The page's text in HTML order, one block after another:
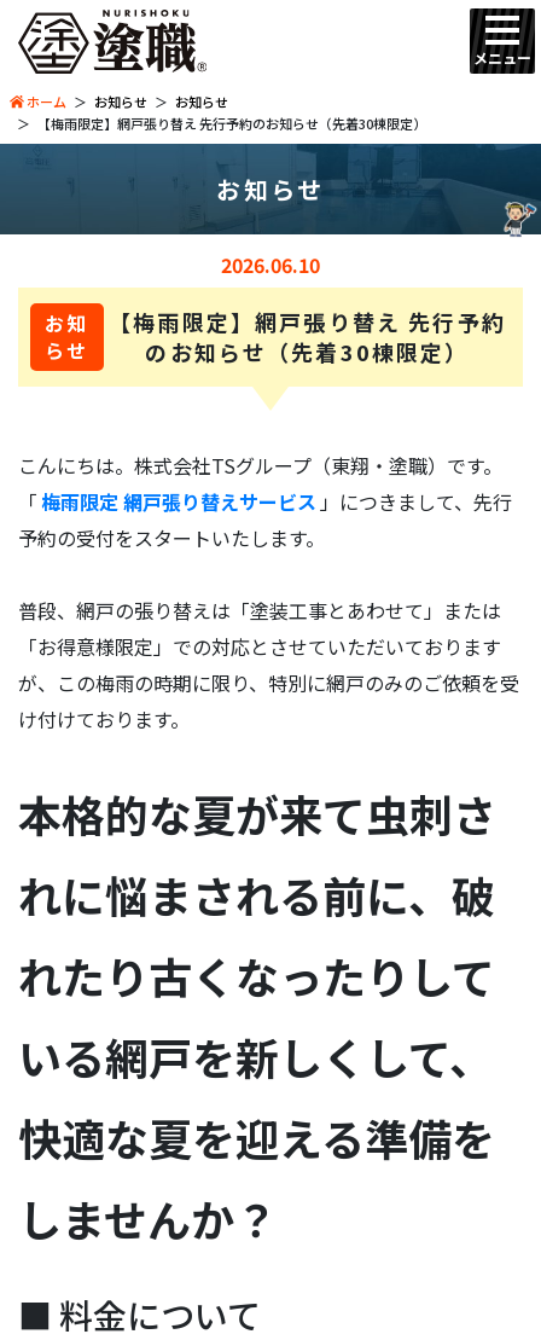
メニュー
ホーム お知らせ
お知らせ
【梅雨限定】網戸張り替え 先行予約のお知らせ（先着30棟限定）
お知らせ
2026.06.10
お知
らせ
【梅雨限定】網戸張り替え 先行予約
のお知らせ（先着30棟限定）
こんにちは。株式会社TSグループ（東翔・塗職）です。
「梅雨限定 網戸張り替えサービス 」につきまして、先行
予約の受付をスタートいたします。
普段、網戸の張り替えは「塗装工事とあわせて」または
「お得意様限定」での対応とさせていただいております
が、この梅雨の時期に限り、特別に網戸のみのご依頼を受
け付けております。
本格的な夏が来て虫刺さ
れに悩まされる前に、破
れたり古くなったりして
いる網戸を新しくして、
快適な夏を迎える準備を
しませんか？
■ 料金について